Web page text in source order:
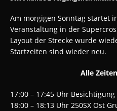
Am morgigen Sonntag startet
Veranstaltung in der
Layout der Strecke wurde
Startzeiten sind wieder neu.
Alle
17:00 – 17:45 Uhr
18:00 – 18:13 Uhr 250SX Ost